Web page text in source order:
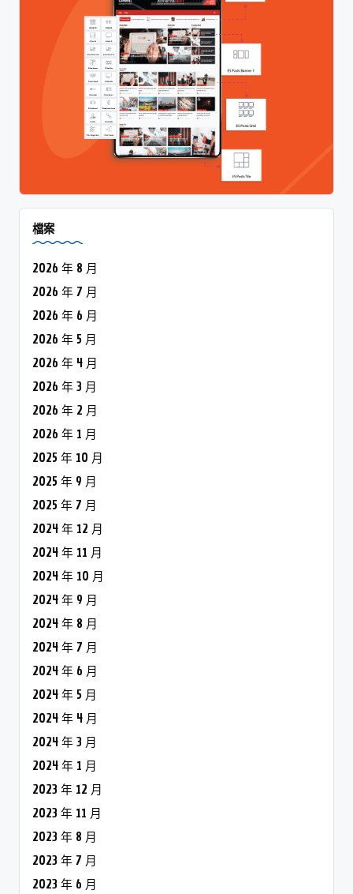
檔案
2026 年 8 月
2026 年 7 月
2026 年 6 月
2026 年 5 月
2026 年 4 月
2026 年 3 月
2026 年 2 月
2026 年 1 月
2025 年 10 月
2025 年 9 月
2025 年 7 月
2024 年 12 月
2024 年 11 月
2024 年 10 月
2024 年 9 月
2024 年 8 月
2024 年 7 月
2024 年 6 月
2024 年 5 月
2024 年 4 月
2024 年 3 月
2024 年 1 月
2023 年 12 月
2023 年 11 月
2023 年 8 月
2023 年 7 月
2023 年 6 月